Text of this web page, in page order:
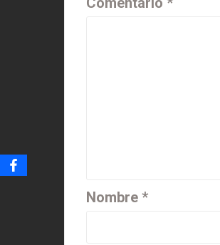
Nombre *